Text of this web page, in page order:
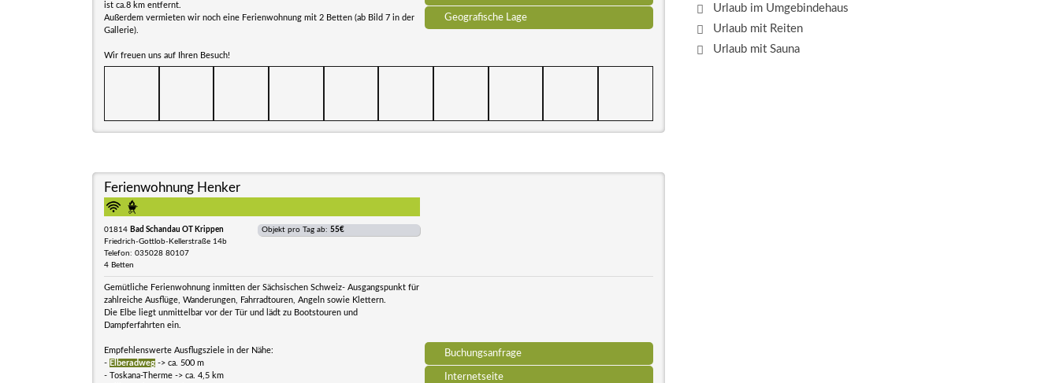
Geografische Lage
ist ca.8 km entfernt.
Außerdem vermieten wir noch eine Ferienwohnung mit 2 Betten (ab Bild 7 in der
Gallerie).
Wir freuen uns auf Ihren Besuch!
Buchungsanfrage
Internetseite
Ferienwohnung Henker
01814 Bad Schandau OT Krippen
Friedrich-Gottlob-Kellerstraße 14b
Telefon: 035028 80107
4 Betten
Objekt pro Tag ab: 55€
Gemütliche Ferienwohnung inmitten der Sächsischen Schweiz- Ausgangspunkt für
zahlreiche Ausflüge, Wanderungen, Fahrradtouren, Angeln sowie Klettern.
Die Elbe liegt unmittelbar vor der Tür und lädt zu Bootstouren und
Dampferfahrten ein.
Empfehlenswerte Ausflugsziele in der Nähe:
- Elberadweg -> ca. 500 m
- Toskana-Therme -> ca. 4,5 km
Urlaub im Umgebindehaus
Urlaub mit Reiten
Urlaub mit Sauna